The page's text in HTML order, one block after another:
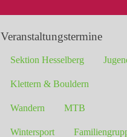
Veranstaltungstermine
Sektion Hesselberg
Klettern & Bouldern
Wandern MTB
Wintersport